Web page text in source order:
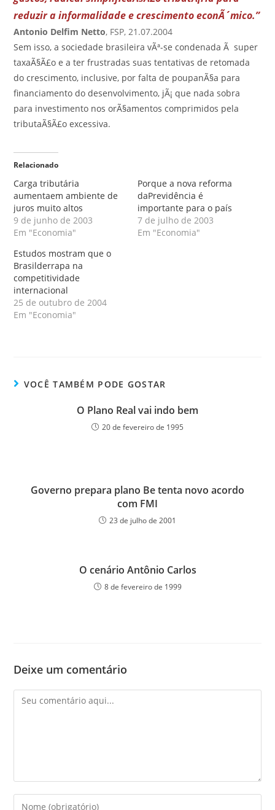
reduzir a informalidade e crescimento econÃ´mico.”
Antonio Delfim Netto, FSP, 21.07.2004
Sem isso, a sociedade brasileira vÃª-se condenada Ã super
taxaÃ§Ã£o e a ter frustradas suas tentativas de retomada
do crescimento, inclusive, por falta de poupanÃ§a para
financiamento do desenvolvimento, jÃ¡ que nada sobra
para investimento nos orÃ§amentos comprimidos pela
tributaÃ§Ã£o excessiva.
Relacionado
Carga tributária
aumentaem ambiente de
juros muito altos
9 de junho de 2003
Em "Economia"
Porque a nova reforma
daPrevidência é
importante para o país
7 de julho de 2003
Em "Economia"
Estudos mostram que o
Brasilderrapa na
competitividade
internacional
25 de outubro de 2004
Em "Economia"
VOCÊ TAMBÉM PODE GOSTAR
O Plano Real vai indo bem
20 de fevereiro de 1995
Governo prepara plano Be tenta novo acordo
com FMI
23 de julho de 2001
O cenário Antônio Carlos
8 de fevereiro de 1999
Deixe um comentário